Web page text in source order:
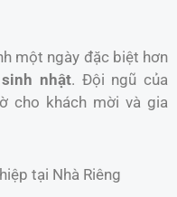
một ngày đặc biệt hơn
nhật. Đội ngũ của
cho khách mời và gia
tại Nhà Riêng